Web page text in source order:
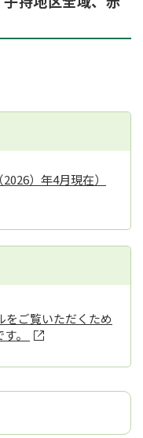
）年4月現在）
をご覧いただくため
。